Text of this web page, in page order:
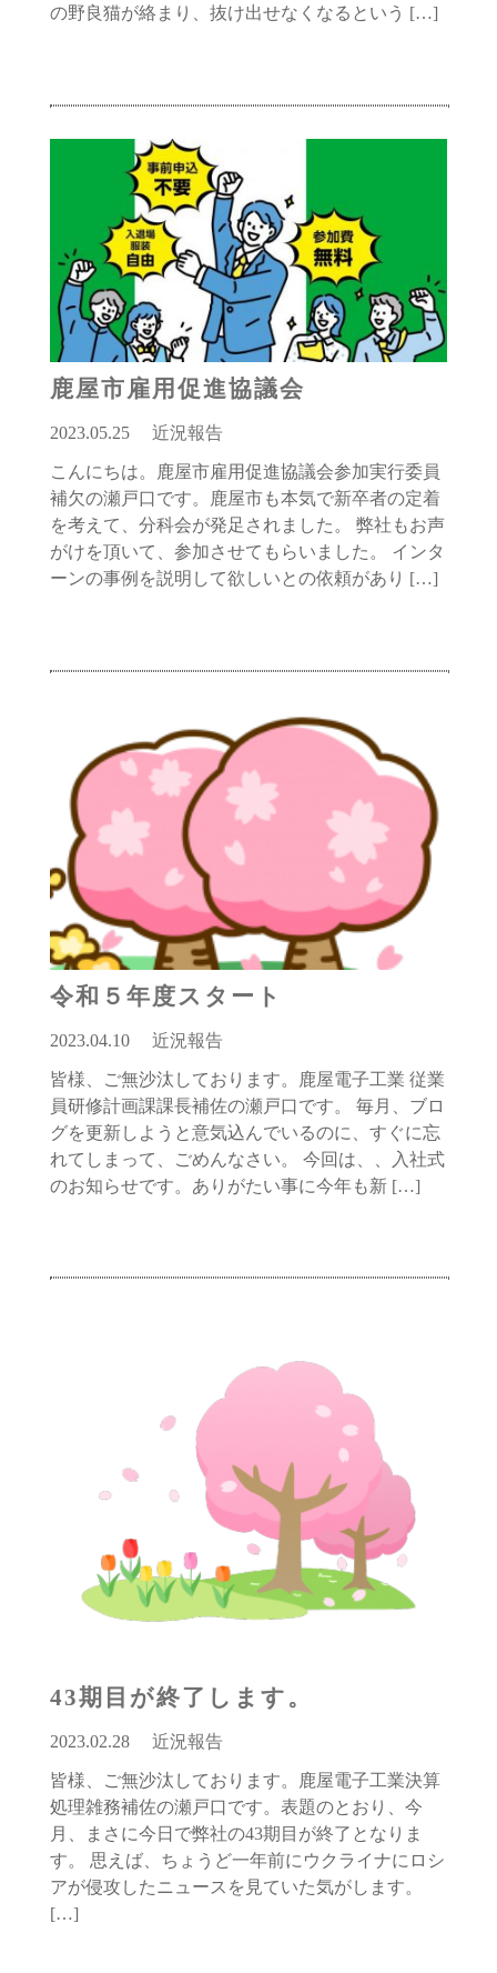
の野良猫が絡まり、抜け出せなくなるという […]
鹿屋市雇用促進協議会
2023.05.25 近況報告
こんにちは。鹿屋市雇用促進協議会参加実行委員
補欠の瀬戸口です。鹿屋市も本気で新卒者の定着
を考えて、分科会が発足されました。 弊社もお声
がけを頂いて、参加させてもらいました。 インタ
ーンの事例を説明して欲しいとの依頼があり […]
令和５年度スタート
2023.04.10 近況報告
皆様、ご無沙汰しております。鹿屋電子工業 従業
員研修計画課課長補佐の瀬戸口です。 毎月、ブロ
グを更新しようと意気込んでいるのに、すぐに忘
れてしまって、ごめんなさい。 今回は、、入社式
のお知らせです。ありがたい事に今年も新 […]
43期目が終了します。
2023.02.28 近況報告
皆様、ご無沙汰しております。鹿屋電子工業決算
処理雑務補佐の瀬戸口です。表題のとおり、今
月、まさに今日で弊社の43期目が終了となりま
す。 思えば、ちょうど一年前にウクライナにロシ
アが侵攻したニュースを見ていた気がします。
[…]